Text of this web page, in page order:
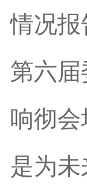
情况
第六
响彻
是为未